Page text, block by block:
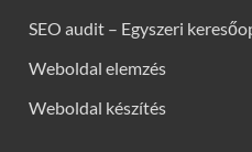
SEO audit – Egyszeri
Weboldal elemzés
Weboldal készítés